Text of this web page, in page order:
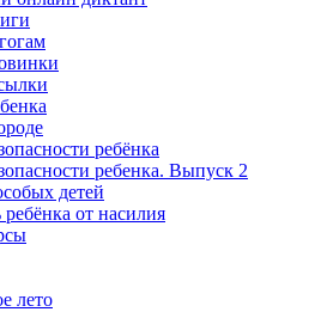
ребёнка
ребенка. Выпуск 2
детей
от насилия
лето